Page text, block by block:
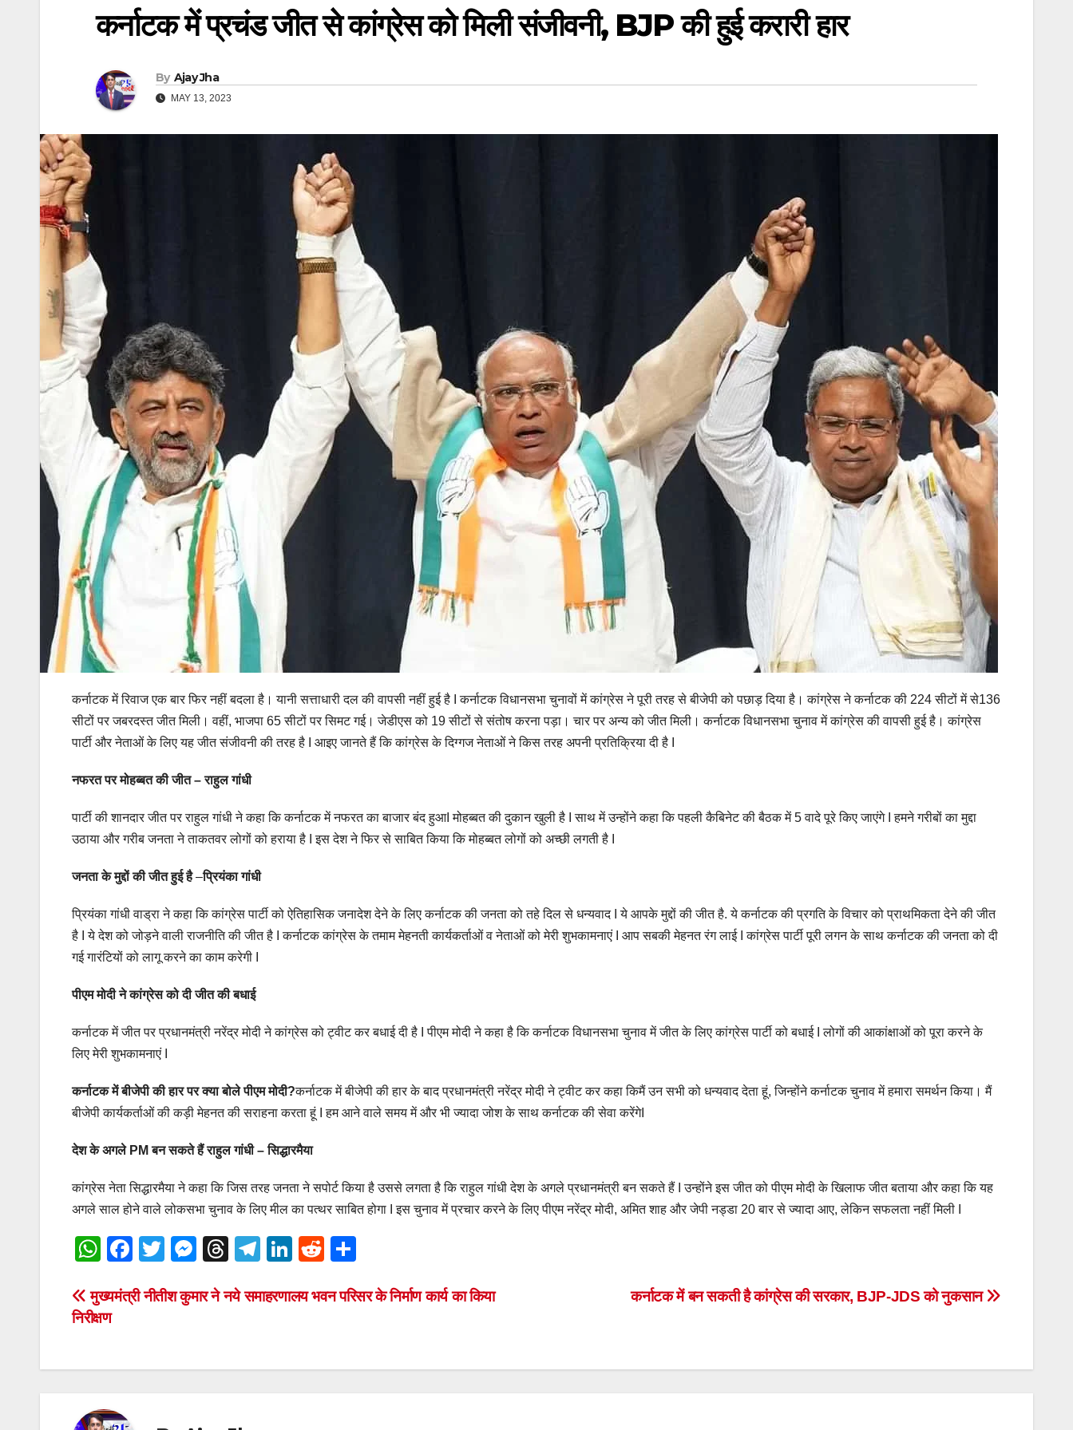
कर्नाटक में प्रचंड जीत से कांग्रेस को मिली संजीवनी, BJP की हुई करारी हार
By Ajay Jha
MAY 13, 2023
कर्नाटक में रिवाज एक बार फिर नहीं बदला है। यानी सत्ताधारी दल की वापसी नहीं हुई है I कर्नाटक विधानसभा चुनावों में कांग्रेस ने पूरी तरह से बीजेपी को पछाड़ दिया है। कांग्रेस ने कर्नाटक की 224 सीटों में से136
सीटों पर जबरदस्त जीत मिली। वहीं, भाजपा 65 सीटों पर सिमट गई। जेडीएस को 19 सीटों से संतोष करना पड़ा। चार पर अन्य को जीत मिली। कर्नाटक विधानसभा चुनाव में कांग्रेस की वापसी हुई है। कांग्रेस
पार्टी और नेताओं के लिए यह जीत संजीवनी की तरह है I आइए जानते हैं कि कांग्रेस के दिग्गज नेताओं ने किस तरह अपनी प्रतिक्रिया दी है I
नफरत पर मोहब्बत की जीत – राहुल गांधी
पार्टी की शानदार जीत पर राहुल गांधी ने कहा कि कर्नाटक में नफरत का बाजार बंद हुआI मोहब्बत की दुकान खुली है I साथ में उन्होंने कहा कि पहली कैबिनेट की बैठक में 5 वादे पूरे किए जाएंगे I हमने गरीबों का मुद्दा
उठाया और गरीब जनता ने ताकतवर लोगों को हराया है I इस देश ने फिर से साबित किया कि मोहब्बत लोगों को अच्छी लगती है I
जनता के मुद्दों की जीत हुई है–प्रियंका गांधी
प्रियंका गांधी वाड्रा ने कहा कि कांग्रेस पार्टी को ऐतिहासिक जनादेश देने के लिए कर्नाटक की जनता को तहे दिल से धन्यवाद I ये आपके मुद्दों की जीत है. ये कर्नाटक की प्रगति के विचार को प्राथमिकता देने की जीत
है I ये देश को जोड़ने वाली राजनीति की जीत है I कर्नाटक कांग्रेस के तमाम मेहनती कार्यकर्ताओं व नेताओं को मेरी शुभकामनाएं I आप सबकी मेहनत रंग लाई I कांग्रेस पार्टी पूरी लगन के साथ कर्नाटक की जनता को दी
गई गारंटियों को लागू करने का काम करेगी I
पीएम मोदी ने कांग्रेस को दी जीत की बधाई
कर्नाटक में जीत पर प्रधानमंत्री नरेंद्र मोदी ने कांग्रेस को ट्वीट कर बधाई दी है I पीएम मोदी ने कहा है कि कर्नाटक विधानसभा चुनाव में जीत के लिए कांग्रेस पार्टी को बधाई I लोगों की आकांक्षाओं को पूरा करने के
लिए मेरी शुभकामनाएं I
कर्नाटक में बीजेपी की हार पर क्या बोले पीएम मोदी?कर्नाटक में बीजेपी की हार के बाद प्रधानमंत्री नरेंद्र मोदी ने ट्वीट कर कहा किमैं उन सभी को धन्यवाद देता हूं, जिन्होंने कर्नाटक चुनाव में हमारा समर्थन किया। मैं
बीजेपी कार्यकर्ताओं की कड़ी मेहनत की सराहना करता हूं I हम आने वाले समय में और भी ज्यादा जोश के साथ कर्नाटक की सेवा करेंगेI
देश के अगले PM बन सकते हैं राहुल गांधी – सिद्धारमैया
कांग्रेस नेता सिद्धारमैया ने कहा कि जिस तरह जनता ने सपोर्ट किया है उससे लगता है कि राहुल गांधी देश के अगले प्रधानमंत्री बन सकते हैं I उन्होंने इस जीत को पीएम मोदी के खिलाफ जीत बताया और कहा कि यह
अगले साल होने वाले लोकसभा चुनाव के लिए मील का पत्थर साबित होगा I इस चुनाव में प्रचार करने के लिए पीएम नरेंद्र मोदी, अमित शाह और जेपी नड्डा 20 बार से ज्यादा आए, लेकिन सफलता नहीं मिली I
W
at
s
p
p
F
c
o
T
tt
M
ss
g
T
e
s
T
e
m
Li
k
n
R
d
ar
Post
कर्नाटक में बन सकती है कांग्रेस की सरकार, BJP-JDS को नुकसान
मुख्यमंत्री नीतीश कुमार ने नये समाहरणालय भवन परिसर के निर्माण कार्य का किया
निरीक्षण